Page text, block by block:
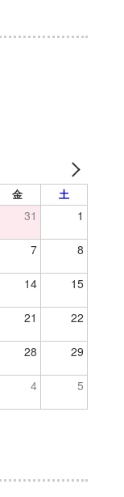
金 土
31 1
7 8
14 15
21 22
28 29
4 5